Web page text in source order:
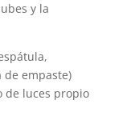
y la
de empaste)
de luces propio